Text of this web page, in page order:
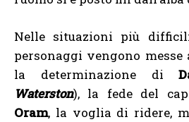
Nelle situazioni più
personaggi vengono messe
la determinazione di
Waterston), la fede del
Oram, la voglia di ridere,